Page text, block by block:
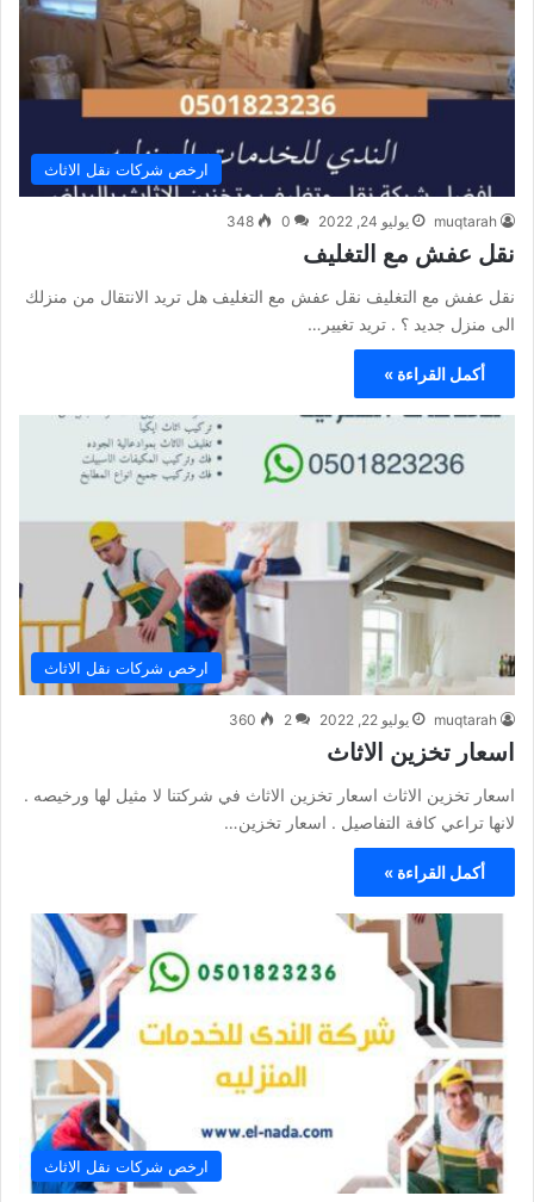
ارخص شركات نقل الاثاث
muqtarah يوليو 24, 2022 0
348
نقل عفش مع التغليف
نقل عفش مع التغليف نقل عفش مع التغليف هل تريد الانتقال من منزلك
الى منزل جديد ؟ . تريد تغيير…
أكمل القراءة »
ارخص شركات نقل الاثاث
muqtarah يوليو 22, 2022 2
360
اسعار تخزين الاثاث
اسعار تخزين الاثاث اسعار تخزين الاثاث في شركتنا لا مثيل لها ورخيصه .
لانها تراعي كافة التفاصيل . اسعار تخزين…
أكمل القراءة »
ارخص شركات نقل الاثاث